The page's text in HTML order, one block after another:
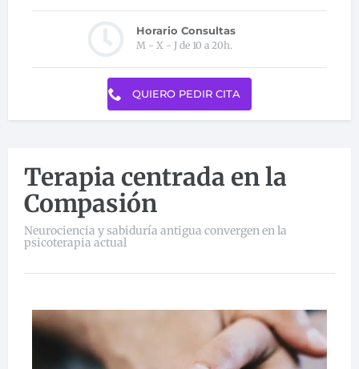
Horario Consultas
M - X - J de 10 a 20h.
QUIERO PEDIR CITA
Terapia centrada en la
Compasión
Neurociencia y sabiduría antigua convergen en la
psicoterapia actual